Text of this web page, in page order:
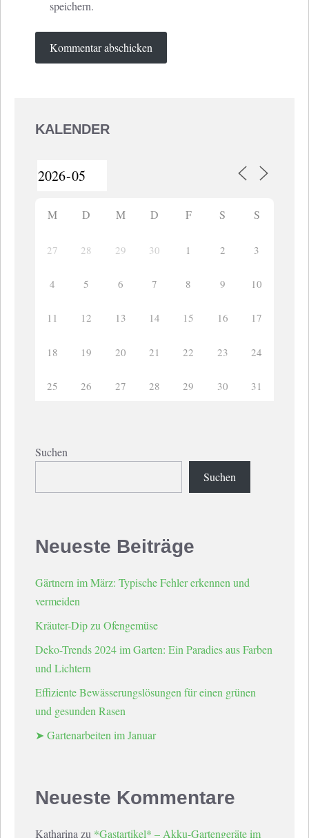
speichern.
KALENDER
M D M D F S S
27 28 29 30 1 2 3
4 5 6 7 8 9 10
11 12 13 14 15 16 17
18 19 20 21 22 23 24
25 26 27 28 29 30 31
Suchen
Suchen
Neueste Beiträge
Gärtnern im März: Typische Fehler erkennen und
vermeiden
Kräuter-Dip zu Ofengemüse
Deko-Trends 2024 im Garten: Ein Paradies aus Farben
und Lichtern
Effiziente Bewässerungslösungen für einen grünen
und gesunden Rasen
➤ Gartenarbeiten im Januar
Neueste Kommentare
Katharina zu *Gastartikel* – Akku-Gartengeräte im